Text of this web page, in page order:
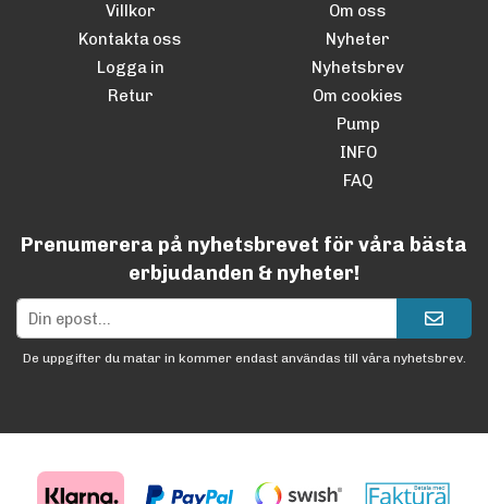
Villkor
Kontakta oss
Logga in
Retur
Om oss
Nyheter
Nyhetsbrev
Om cookies
Pump
INFO
FAQ
Prenumerera på nyhetsbrevet för våra bästa
erbjudanden & nyheter!
De uppgifter du matar in kommer endast användas till våra nyhetsbrev.